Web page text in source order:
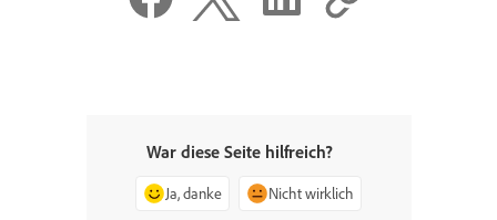
War diese Seite hilfreich?
Ja, danke Nicht wirklich